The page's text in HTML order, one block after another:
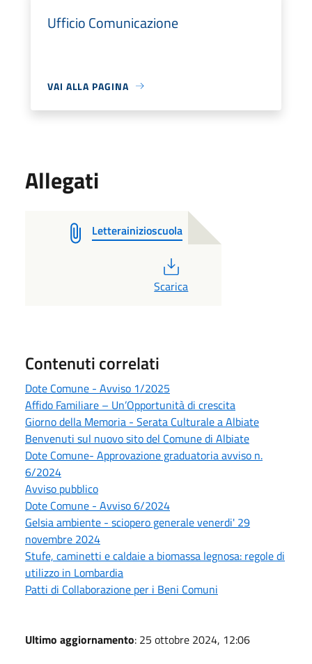
Ufficio Comunicazione
VAI ALLA PAGINA
Allegati
Letterainizioscuola
Scarica
Contenuti correlati
Dote Comune - Avviso 1/2025
Affido Familiare – Un’Opportunità di crescita
Giorno della Memoria - Serata Culturale a Albiate
Benvenuti sul nuovo sito del Comune di Albiate
Dote Comune- Approvazione graduatoria avviso n.
6/2024
Avviso pubblico
Dote Comune - Avviso 6/2024
Gelsia ambiente - sciopero generale venerdi' 29
novembre 2024
Stufe, caminetti e caldaie a biomassa legnosa: regole di
utilizzo in Lombardia
Patti di Collaborazione per i Beni Comuni
Ultimo aggiornamento: 25 ottobre 2024, 12:06